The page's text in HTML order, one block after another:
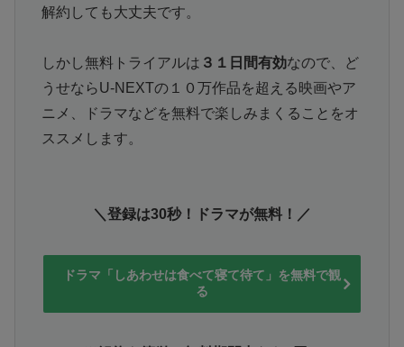
解約しても大丈夫です。
しかし無料トライアルは ３１日間有効なので、ど
うせならU-NEXTの１０万作品を超える映画やア
ニメ、ドラマなどを無料で楽しみまくることをオ
ススメします。
＼登録は30秒！ドラマが無料！／
ドラマ「しあわせは食べて寝て待て」を無料で観
る